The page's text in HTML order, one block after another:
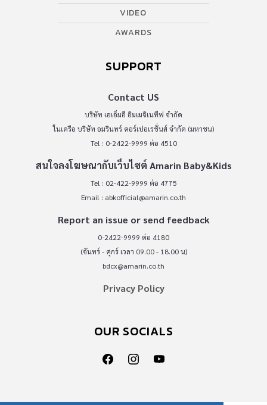
VIDEO
AWARDS
SUPPORT
Contact US
บริษัท เอเอ็มอี อิมเมจิเนทีฟ จำกัด
ในเครือ บริษัท อมรินทร์ คอร์เปอเรชั่นส์ จำกัด (มหาชน)
Tel : 0-2422-9999 ต่อ 4510
สนใจลงโฆษณากับเว็บไซต์ Amarin Baby&Kids
Tel : 02-422-9999 ต่อ 4775
Email : abkofficial@amarin.co.th
Report an issue or send feedback
0-2422-9999 ต่อ 4180
(จันทร์ - ศุกร์ เวลา 09.00 - 18.00 น)
bdcx@amarin.co.th
Privacy Policy
OUR SOCIALS